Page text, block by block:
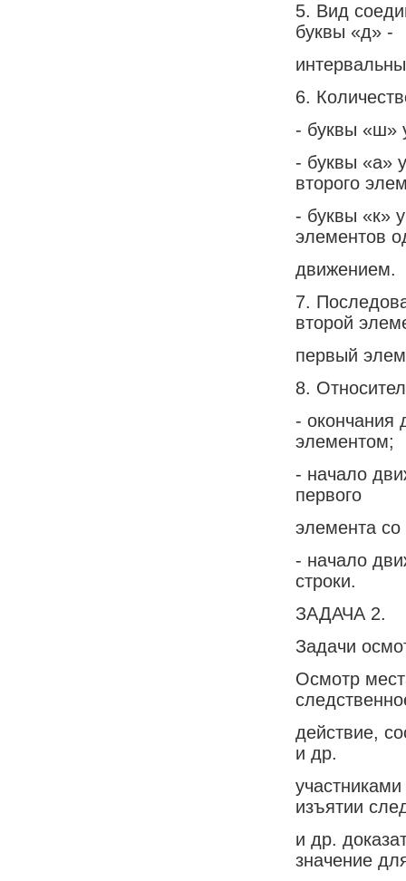
5. Вид
буквы «д» -
6.
- буквы «ш»
- буквы «а»
второго
- буквы «к»
элементов
движением.
7.
второй
первый
8.
- окончания
элементом;
- начало
первого
элемента
- начало
строки.
ЗАДАЧА 2.
Задачи
Осмотр
действие,
и др.
изъятии
и др.
значение